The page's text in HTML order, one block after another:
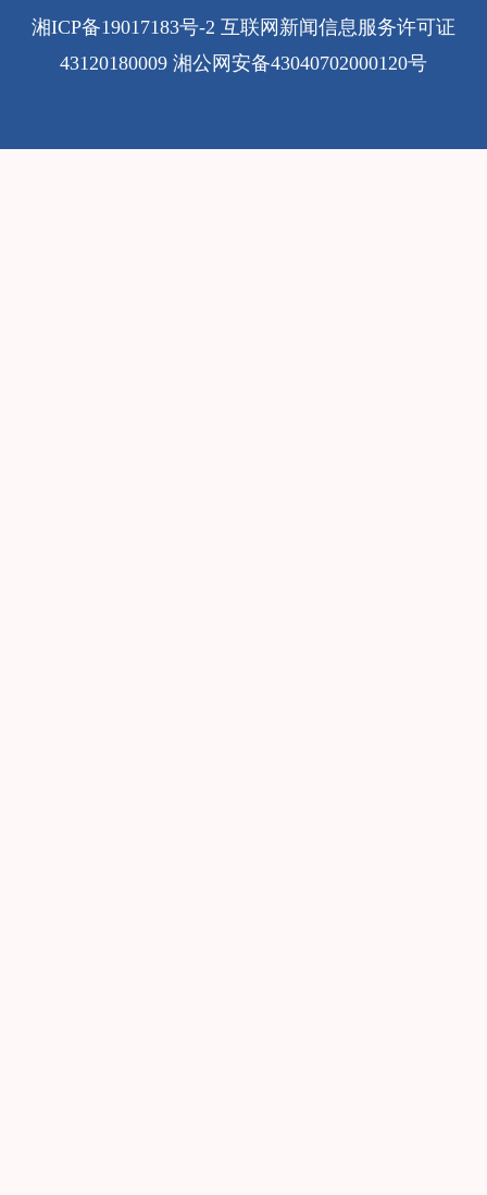
湘ICP备19017183号-2 互联网新闻信息服务许可证
43120180009 湘公网安备43040702000120号